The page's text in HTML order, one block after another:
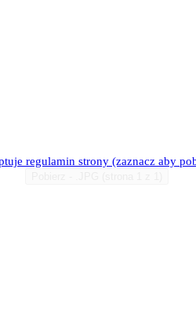
regulamin strony (zaznacz aby